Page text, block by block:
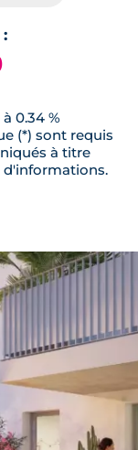
0.34 %
(*) sont requis
à titre
d'informations.